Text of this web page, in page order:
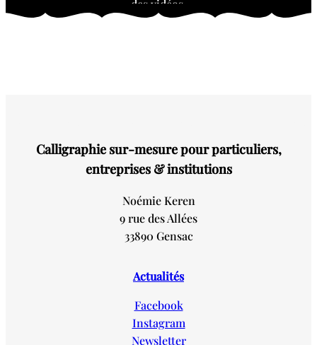
des vidéos.
Calligraphie sur-mesure pour particuliers,
entreprises & institutions
Noémie Keren
9 rue des Allées
33890 Gensac
Actualités
Facebook
Instagram
Newsletter